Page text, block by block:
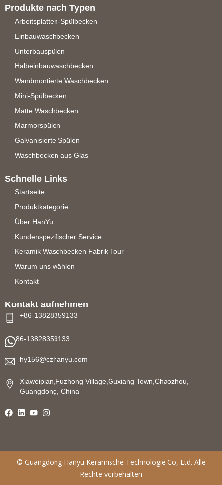
Produkte nach Typen
Arbeitsplatten-Spülbecken
Einbauwaschbecken
Unterbauspülen
Halbeinbauwaschbecken
Wandmontierte Waschbecken
Mini-Spülbecken
Matte Waschbecken
Marmorspülen
Galvanisierte Spülen
Waschbecken aus Glas
Schnelle Links
Startseite
Produktkategorie
Über HanYu
Kundenspezifischer Service
Keramik Waschbecken Fabrik Tour
Warum uns wählen
Kontakt
Kontakt aufnehmen
+86-13828359133
86-13828359133
hy156@czhanyu.com
Xiaweipian,Fuzhong Village,Guxiang Town,Chaozhou,
Guangdong, China
© Guangdong Hanyu Keramische Technologie Co, Ltd. Alle
Rechte vorbehalten